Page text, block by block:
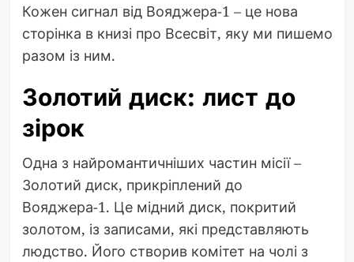
Кожен сигнал від Вояджера-1 – це нова
сторінка в книзі про Всесвіт, яку ми пишемо
разом із ним.
Золотий диск: лист до
зірок
Одна з найромантичніших частин місії –
Золотий диск, прикріплений до
Вояджера-1. Це мідний диск, покритий
золотом, із записами, які представляють
людство. Його створив комітет на чолі з